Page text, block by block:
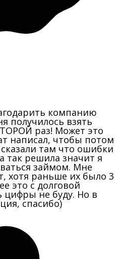
компанию
получилось взять
раз! Может это
написал, чтобы потом
там что ошибки
так решила значит я
займом. Мне
хотя раньше их было 3
это с долговой
цифры не буду. Но в
спасибо)